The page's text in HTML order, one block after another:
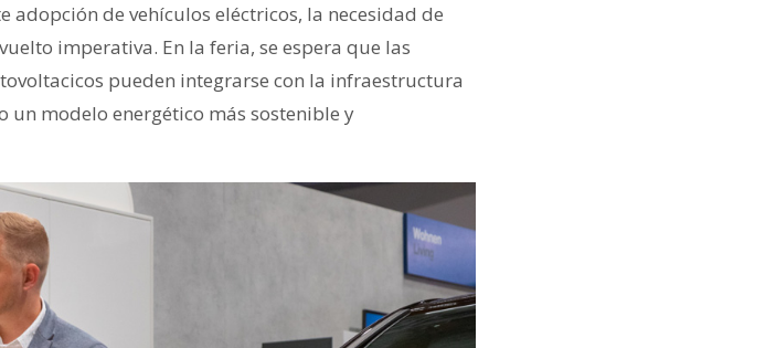
adopción de vehículos eléctricos, la necesidad de
imperativa. En la feria, se espera que las
pueden integrarse con la infraestructura
un modelo energético más sostenible y